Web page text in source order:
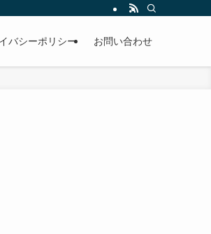
バシーポリシー お問い合わせ